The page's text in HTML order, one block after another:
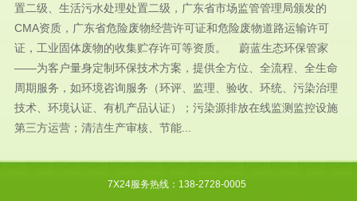
置二级、生活污水处理处置二级，广东省市场监管管理局颁发的
CMA资质，广东省危险废物经营许可证和危险废物道路运输许可
证，工业固体废物的收集贮存许可等资质。 蔚蓝生态环保管家
——为客户量身定制环保技术方案，提供全方位、全流程、全生命
周期服务，如环境咨询服务（环评、监理、验收、环统、污染治理
技术、环境认证、有机产品认证）；污染源排放在线监测监控设施
第三方运营；清洁生产审核、节能...
7X24服务热线：138-2728-0005